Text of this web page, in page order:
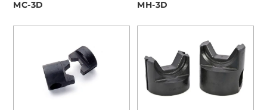
MC-3D MH-3D